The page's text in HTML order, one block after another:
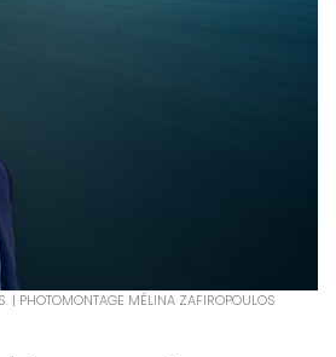
| PHOTOMONTAGE MÉLINA ZAFIROPOULOS